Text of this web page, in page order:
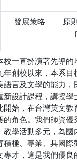
發展策略
原
校一直扮演著先導的
年創校以來，本系目
語言及文學的能力，
新設計課程，講授學
開始，在台灣英文教
的角色。我們師資優
教學活動多元，為國
積極、專業、具國際
專才，這是我們優良